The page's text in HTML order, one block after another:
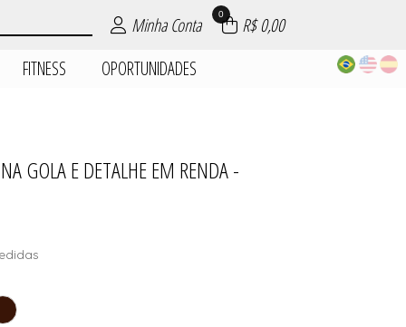
Minha Conta 0 R$ 0,00
FITNESS OPORTUNIDADES
GOLA E DETALHE EM RENDA -